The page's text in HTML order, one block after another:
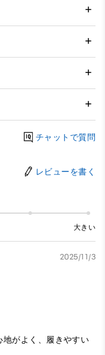
チャットで質問
レビューを書く
大きい
2025/11/3
がよく、履きやすい